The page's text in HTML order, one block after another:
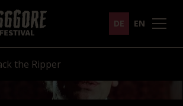
DE EN
the Ripper